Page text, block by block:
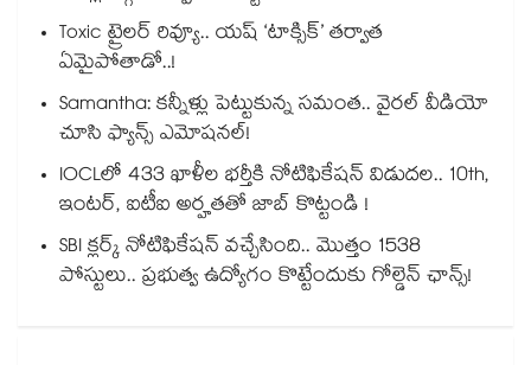
Toxic ట్రైలర్ రివ్యూ.. యష్ ‘టాక్సిక్’ తర్వాత
ఏమైపోతాడో..!
Samantha: కన్నీళ్లు పెట్టుకున్న సమంత.. వైరల్ వీడియో
చూసి ఫ్యాన్స్ ఎమోషనల్!
IOCLలో 433 ఖాళీల భర్తీకి నోటిఫికేషన్ విడుదల.. 10th,
ఇంటర్, ఐటీఐ అర్హతతో జాబ్ కొట్టండి !
SBI క్లర్క్ నోటిఫికేషన్ వచ్చేసింది.. మొత్తం 1538
పోస్టులు.. ప్రభుత్వ ఉద్యోగం కొట్టేందుకు గోల్డెన్ ఛాన్స్!